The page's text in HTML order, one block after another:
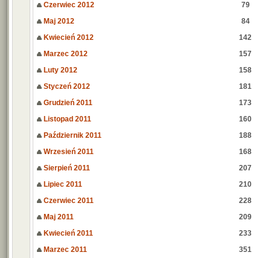
Czerwiec 2012
79
Maj 2012
84
Kwiecień 2012
142
Marzec 2012
157
Luty 2012
158
Styczeń 2012
181
Grudzień 2011
173
Listopad 2011
160
Październik 2011
188
Wrzesień 2011
168
Sierpień 2011
207
Lipiec 2011
210
Czerwiec 2011
228
Maj 2011
209
Kwiecień 2011
233
Marzec 2011
351